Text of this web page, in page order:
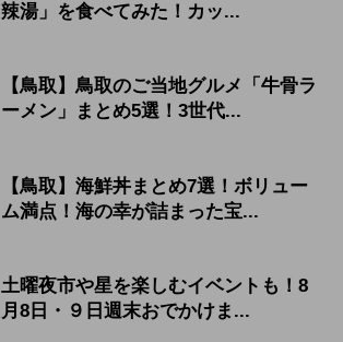
辣湯」を食べてみた！カッ...
【鳥取】鳥取のご当地グルメ「牛骨ラ
ーメン」まとめ5選！3世代...
【鳥取】海鮮丼まとめ7選！ボリュー
ム満点！海の幸が詰まった宝...
土曜夜市や星を楽しむイベントも！8
月8日・９日週末おでかけま...